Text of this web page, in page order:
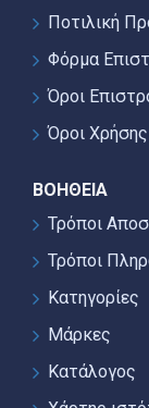
Ποτιλική
Φόρμα
Όροι
Όροι Χρήσης
ΒΟΉΘΕΙΑ
Τρόποι
Τρόποι
Κατηγορίες
Μάρκες
Κατάλογος